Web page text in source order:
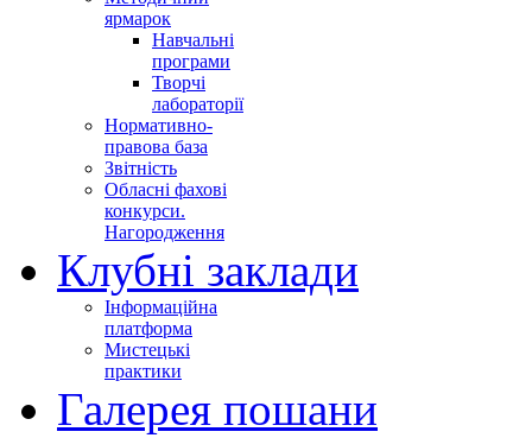
ярмарок
Навчальні
програми
Творчі
лабораторії
Нормативно-
правова база
Звітність
Обласні фахові
конкурси.
Нагородження
Клубні заклади
Інформаційна
платформа
Мистецькі
практики
Галерея пошани